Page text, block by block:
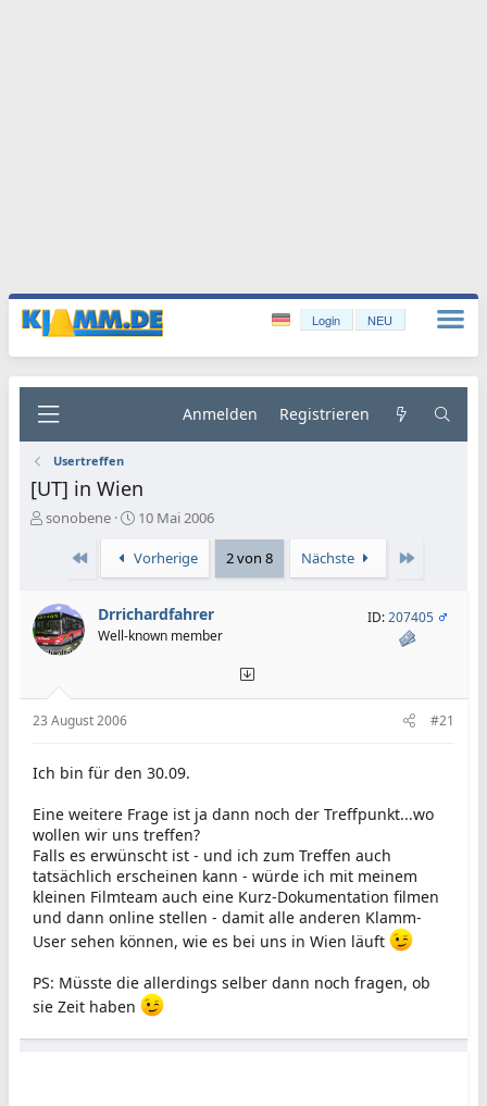
Login NEU
Anmelden Registrieren
Usertreffen
[UT] in Wien
E
l
l
e
sonobene
E
s
t
l
l
10 Mai 2006
Erste
Vorherige 2 von 8 Nächste
Drrichardfahrer
Well-known member
ID:207405
23 August 2006 #21
Ich bin für den 30.09.
Eine weitere Frage ist ja dann noch der Treffpunkt...wo
wollen wir uns treffen?
Falls es erwünscht ist - und ich zum Treffen auch
tatsächlich erscheinen kann - würde ich mit meinem
kleinen Filmteam auch eine Kurz-Dokumentation filmen
und dann online stellen - damit alle anderen Klamm-
User sehen können, wie es bei uns in Wien läuft
PS: Müsste die allerdings selber dann noch fragen, ob
sie Zeit haben